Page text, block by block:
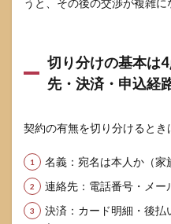
した
ら相
手か
来ま
受け
取っ
て支
うと、その後の交渉が複雑に
切り分けの基本は
先・決済・申込経
契約の有無を切り分けるとき
名義：宛名は本人か（家
連絡先：電話番号・メ
決済：カード明細・後払